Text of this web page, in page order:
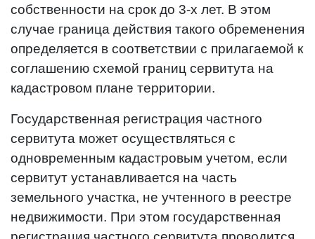
собственности на срок до 3-х лет. В этом
случае граница действия такого обременения
определяется в соответствии с прилагаемой к
соглашению схемой границ сервитута на
кадастровом плане территории.
Государственная регистрация частного
сервитута может осуществляться с
одновременным кадастровым учетом, если
сервитут устанавливается на часть
земельного участка, не учтенного в реестре
недвижимости. При этом государственная